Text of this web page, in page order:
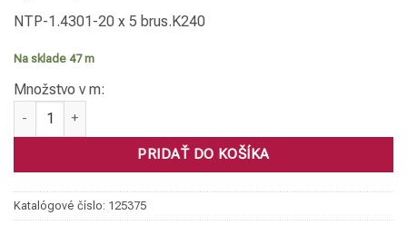
NTP-1.4301-20 x 5 brus.K240
Na sklade 47 m
Množstvo v m:
množstvo Tyč plochá, 1.4301 020 x 5 brus.K240
PRIDAŤ DO KOŠÍKA
Katalógové číslo: 125375